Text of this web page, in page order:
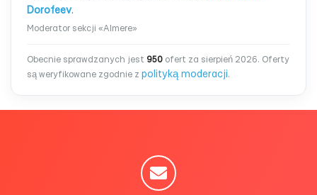
Dorofeev.
Moderator sekcji «Almere»
Obecnie sprawdzanych jest 950 ofert za sierpień 2026. Oferty
są weryfikowane zgodnie z polityką moderacji.